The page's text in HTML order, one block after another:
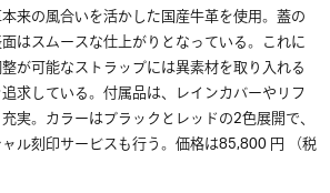
来の風合いを活かした国産牛革を使用。蓋の
はスムースな仕上がりとなっている。これに
が可能なストラップには異素材を取り入れる
求している。付属品は、レインカバーやリフ
実。 カラーはブラックとレッドの2色展開で、
ル刻印サービスも行う。価格は85,800円 （税